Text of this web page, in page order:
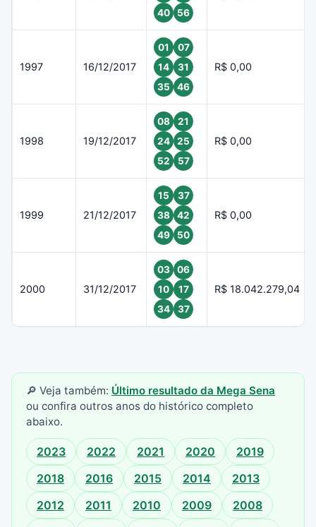
40
56
1997 16/12/2017
01
07
14
31
35
46
R$ 0,00
1998 19/12/2017
08
21
24
25
52
57
R$ 0,00
1999 21/12/2017
15
37
38
42
49
50
R$ 0,00
2000 31/12/2017
03
06
10
17
34
37
R$ 18.042.279,04
🔎 Veja também: Último resultado da Mega Sena
ou confira outros anos do histórico completo
abaixo.
2023 2022 2021 2020
2019
2018
2016 2015 2014
2013
2012
2011 2010 2009
2008